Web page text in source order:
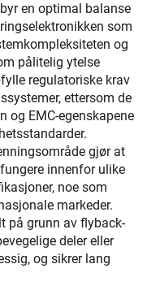
en optimal balanse
som
og
pålitelig ytelse
regulatoriske krav
ettersom de
og EMC-egenskapene
gjør at
innenfor ulike
noe som
markeder.
på grunn av flyback-
deler eller
og sikrer lang